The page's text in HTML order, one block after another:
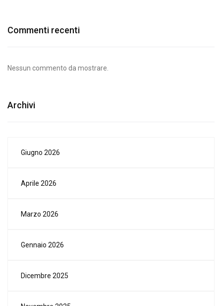
Commenti recenti
Nessun commento da mostrare.
Archivi
Giugno 2026
Aprile 2026
Marzo 2026
Gennaio 2026
Dicembre 2025